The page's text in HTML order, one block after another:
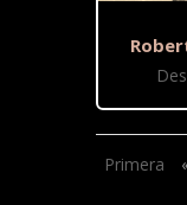
Primera